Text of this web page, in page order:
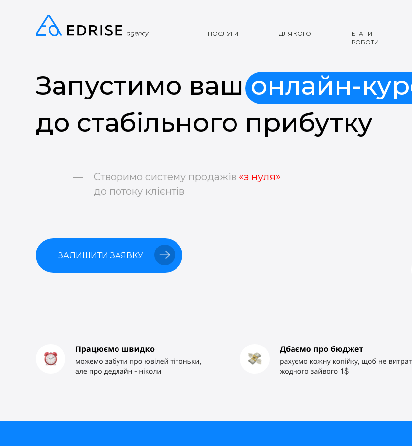
Запустимо вашонлайн-
до стабільного прибутку
Створимо систему продажів «з нуля»
до потоку клієнтів
ПОСЛУГИ ДЛЯ КОГО
ЕТАПИ
РОБОТИ
ЗАЛИШИТИ ЗАЯВКУ